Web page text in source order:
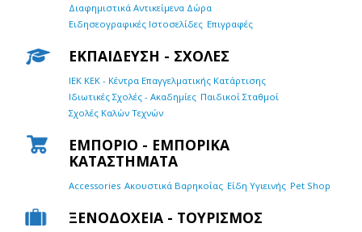
Διαφημιστικά Αντικείμενα Δώρα
Ειδησεογραφικές Ιστοσελίδες Επιγραφές
ΕΚΠΑΙΔΕΥΣΗ - ΣΧΟΛΕΣ
ΙEK KEK - Κέντρα Επαγγελματικής Κατάρτισης
Ιδιωτικές Σχολές - Ακαδημίες Παιδικοί Σταθμοί
Σχολές Καλών Τεχνών
ΕΜΠΟΡΙΟ - ΕΜΠΟΡΙΚΑ
ΚΑΤΑΣΤΗΜΑΤΑ
Accessories Ακουστικά Βαρηκοΐας Είδη Υγιεινής Pet Shop
ΞΕΝΟΔΟΧΕΙΑ - ΤΟΥΡΙΣΜΟΣ